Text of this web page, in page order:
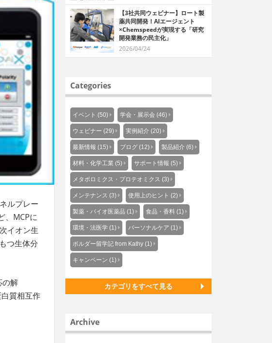
ルプレー
、MCPに
イオン生
つ生体分
の解
質相互作
【3社共同ウェビナー】ロート製
薬共同開発！AIエージェント
×Chemspeedが実現する「研究
開発業務の民主化」
2026/04/24
Categories
イベント (50) 学会・展示会 (46)
ウェビナー (29) 実例紹介 (20)
最新情報 (15) ブログ (12) 製品紹介 (6)
材料・化学工業 (5) サポート情報 (5)
メタボロミクス・プロテオミクス (3)
メンテナンス (3) 使用上のヒント (2)
製薬・バイオ医薬品 (1) 食品・香料 (1)
環境・法医学 (1) パーソナルケア (1)
ボルダー留学記 from Kathy (1)
キャンペーン (1)
カテゴリをすべて見る
Archive